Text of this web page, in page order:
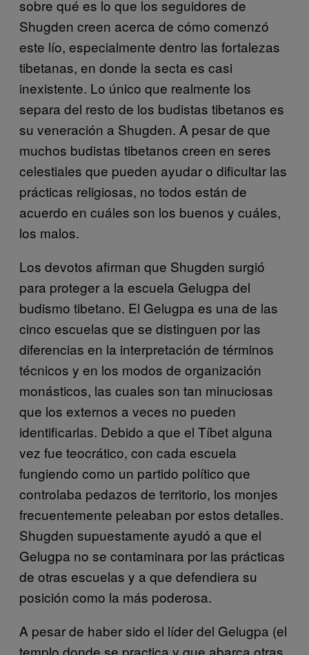
sobre qué es lo que los seguidores de
Shugden creen acerca de cómo comenzó
este lío, especialmente dentro las fortalezas
tibetanas, en donde la secta es casi
inexistente. Lo único que realmente los
separa del resto de los budistas tibetanos es
su veneración a Shugden. A pesar de que
muchos budistas tibetanos creen en seres
celestiales que pueden ayudar o dificultar las
prácticas religiosas, no todos están de
acuerdo en cuáles son los buenos y cuáles,
los malos.
Los devotos afirman que Shugden surgió
para proteger a la escuela Gelugpa del
budismo tibetano. El Gelugpa es una de las
cinco escuelas que se distinguen por las
diferencias en la interpretación de términos
técnicos y en los modos de organización
monásticos, las cuales son tan minuciosas
que los externos a veces no pueden
identificarlas. Debido a que el Tíbet alguna
vez fue teocrático, con cada escuela
fungiendo como un partido político que
controlaba pedazos de territorio, los monjes
frecuentemente peleaban por estos detalles.
Shugden supuestamente ayudó a que el
Gelugpa no se contaminara por las prácticas
de otras escuelas y a que defendiera su
posición como la más poderosa.
A pesar de haber sido el líder del Gelugpa (el
templo donde se practica y que abarca otras